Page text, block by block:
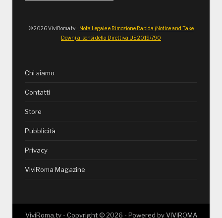
© 2026 ViviRoma.tv - Nota Legale e Rimozione Rapida (Notice and Take
Down) ai sensi della Direttiva UE 2019/790
Chi siamo
Contatti
Store
Pubblicità
Privacy
ViviRoma Magazine
ViviRoma.tv - Copyright © 2026 - Powered byVIVIROMA